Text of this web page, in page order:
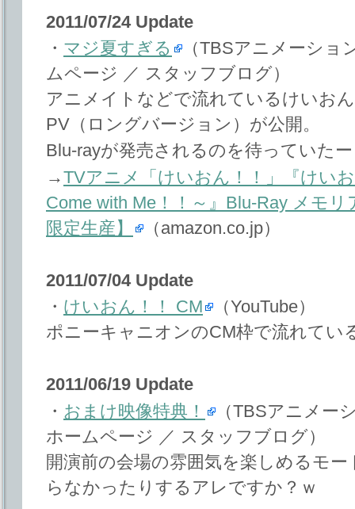
2011/07/24 Update
・ マジ夏すぎる
（TBSアニメーショ
ムページ ／ スタッフブログ）
アニメイトなどで流れているけいお
PV（ロングバージョン）が公開。
Blu-rayが発売されるのを待っていた
→TVアニメ「けいおん！！」『けい
Come with Me！！～』Blu-Ray メモ
限定生産】
（amazon.co.jp）
2011/07/04 Update
・ ‪けいおん！！ CM
‬‏（YouTube）
ポニーキャニオンのCM枠で流れてい
2011/06/19 Update
・ おまけ映像特典！
（TBSアニメー
ホームページ ／ スタッフブログ）
開演前の会場の雰囲気を楽しめるモ
らなかったりするアレですか？ｗ